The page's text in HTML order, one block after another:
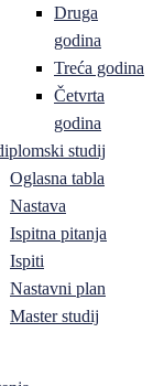
Druga
godina
Treća godina
Četvrta
godina
studij
Oglasna tabla
Nastava
Ispitna pitanja
Ispiti
Nastavni plan
Master studij